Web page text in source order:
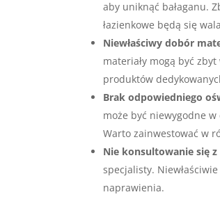
aby uniknąć bałaganu.
łazienkowe będą się
Niewłaściwy dobór
materiały mogą być
produktów
Brak odpowiedniego
może być niewygodne
Warto zainwestować w
Nie konsultowanie się
specjalisty.
naprawienia.